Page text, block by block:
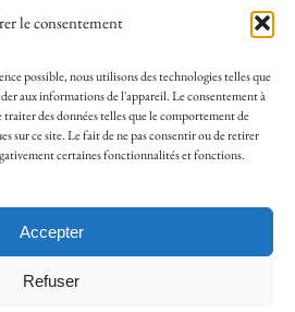
le consentement
possible, nous utilisons des technologies telles que
aux informations de l'appareil. Le consentement à
des données telles que le comportement de
sur ce site. Le fait de ne pas consentir ou de retirer
certaines fonctionnalités et fonctions.
Accepter
Refuser
19h30